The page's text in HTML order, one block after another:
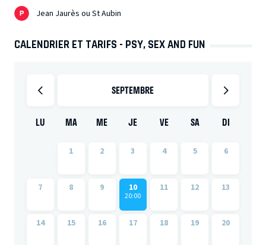
Jean Jaurès ou St Aubin
CALENDRIER ET TARIFS - PSY, SEX AND FUN
SEPTEMBRE
LU MA ME JE VE SA DI
1 2 3 4 5 6
7 8 9 10
20:00
11 12 13
14 15 16 17 18 19 20